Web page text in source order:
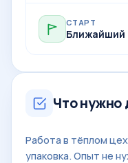
СТАРТ
Ближайший
Что нужно
Работа в тёплом
упаковка. Опыт не